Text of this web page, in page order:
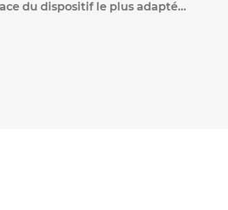
du dispositif le plus adapté...